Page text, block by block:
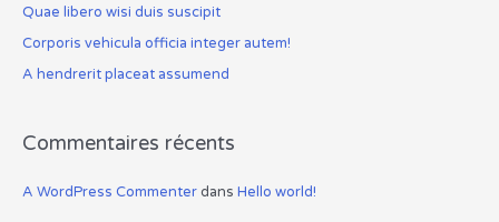
e
r
Quae libero wisi duis suscipit
Corporis vehicula officia integer autem!
A hendrerit placeat assumend
Commentaires récents
A WordPress Commenterdans Hello world!